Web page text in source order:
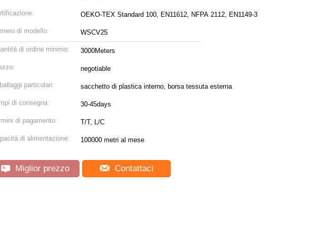
OEKO-TEX Standard 100, EN11612, NFPA 2112, EN1149-3
di modello: WSCV25
di ordine minimo: 3000Meters
negotiable
particolari: sacchetto di plastica interno, borsa tessuta esterna
di consegna: 30-45days
di pagamento: T/T, L/C
di alimentazione: 100000 metri al mese
Miglior prezzo Contattaci